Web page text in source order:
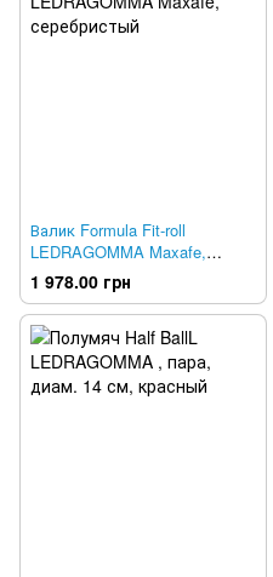
Валик Formula Fit-roll
LEDRAGOMMA Maxafe,
серебристый
1 978.00 грн